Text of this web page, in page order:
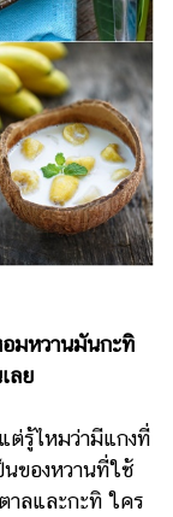
มหวานมันกะทิ
ลย
รู้ไหมว่ามีแกงที่
ของหวานที่ใช้
ลและกะทิ ใคร